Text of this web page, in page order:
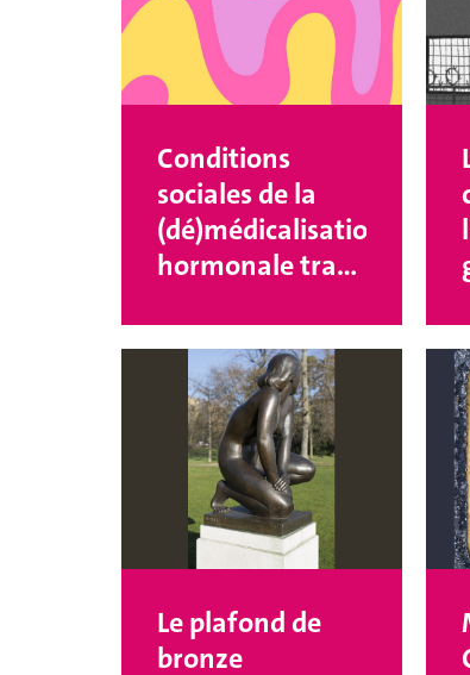
Conditions
sociales de la
(dé)médicalisation
hormonale trans
Le plafond de
bronze